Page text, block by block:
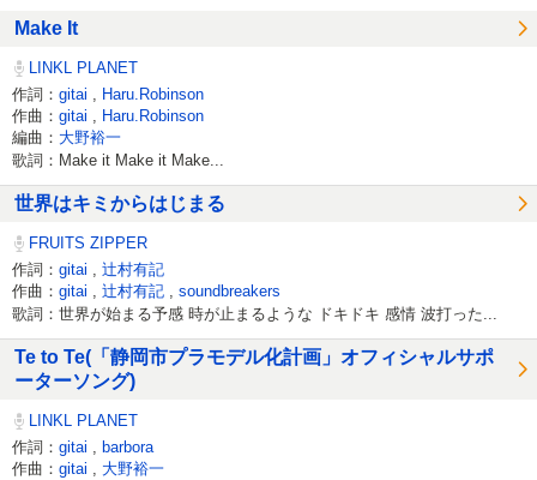
Make It
LINKL PLANET
作詞： gitai
Haru.Robinson
作曲： gitai
Haru.Robinson
編曲： 大野裕一
歌詞：Make it Make it Make...
世界はキミからはじまる
FRUITS ZIPPER
作詞： gitai
辻村有記
作曲： gitai 辻村有記 soundbreakers
歌詞：世界が始まる予感 時が止まるような ドキドキ 感情 波打った...
Te to Te(「静岡市プラモデル化計画」オフィシャルサポ
ーターソング)
LINKL PLANET
作詞： gitai
barbora
作曲： gitai
大野裕一